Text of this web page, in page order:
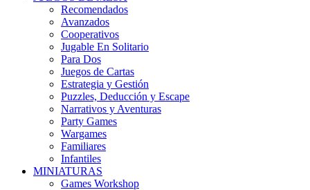
Recomendados
Avanzados
Cooperativos
Jugable En Solitario
Para Dos
Juegos de Cartas
Estrategia y Gestión
Puzzles, Deducción y Escape
Narrativos y Aventuras
Party Games
Wargames
Familiares
Infantiles
MINIATURAS
Games Workshop